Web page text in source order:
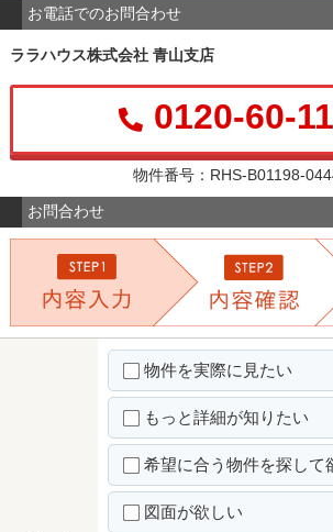
お電話でのお問合わせ
ララハウス株式会社 青山支店
0120-60-
物件番号：RHS-B01198-
お問合わせ
物件を実際に見たい
もっと詳細が知りたい
希望に合う物件を探して
図面が欲しい